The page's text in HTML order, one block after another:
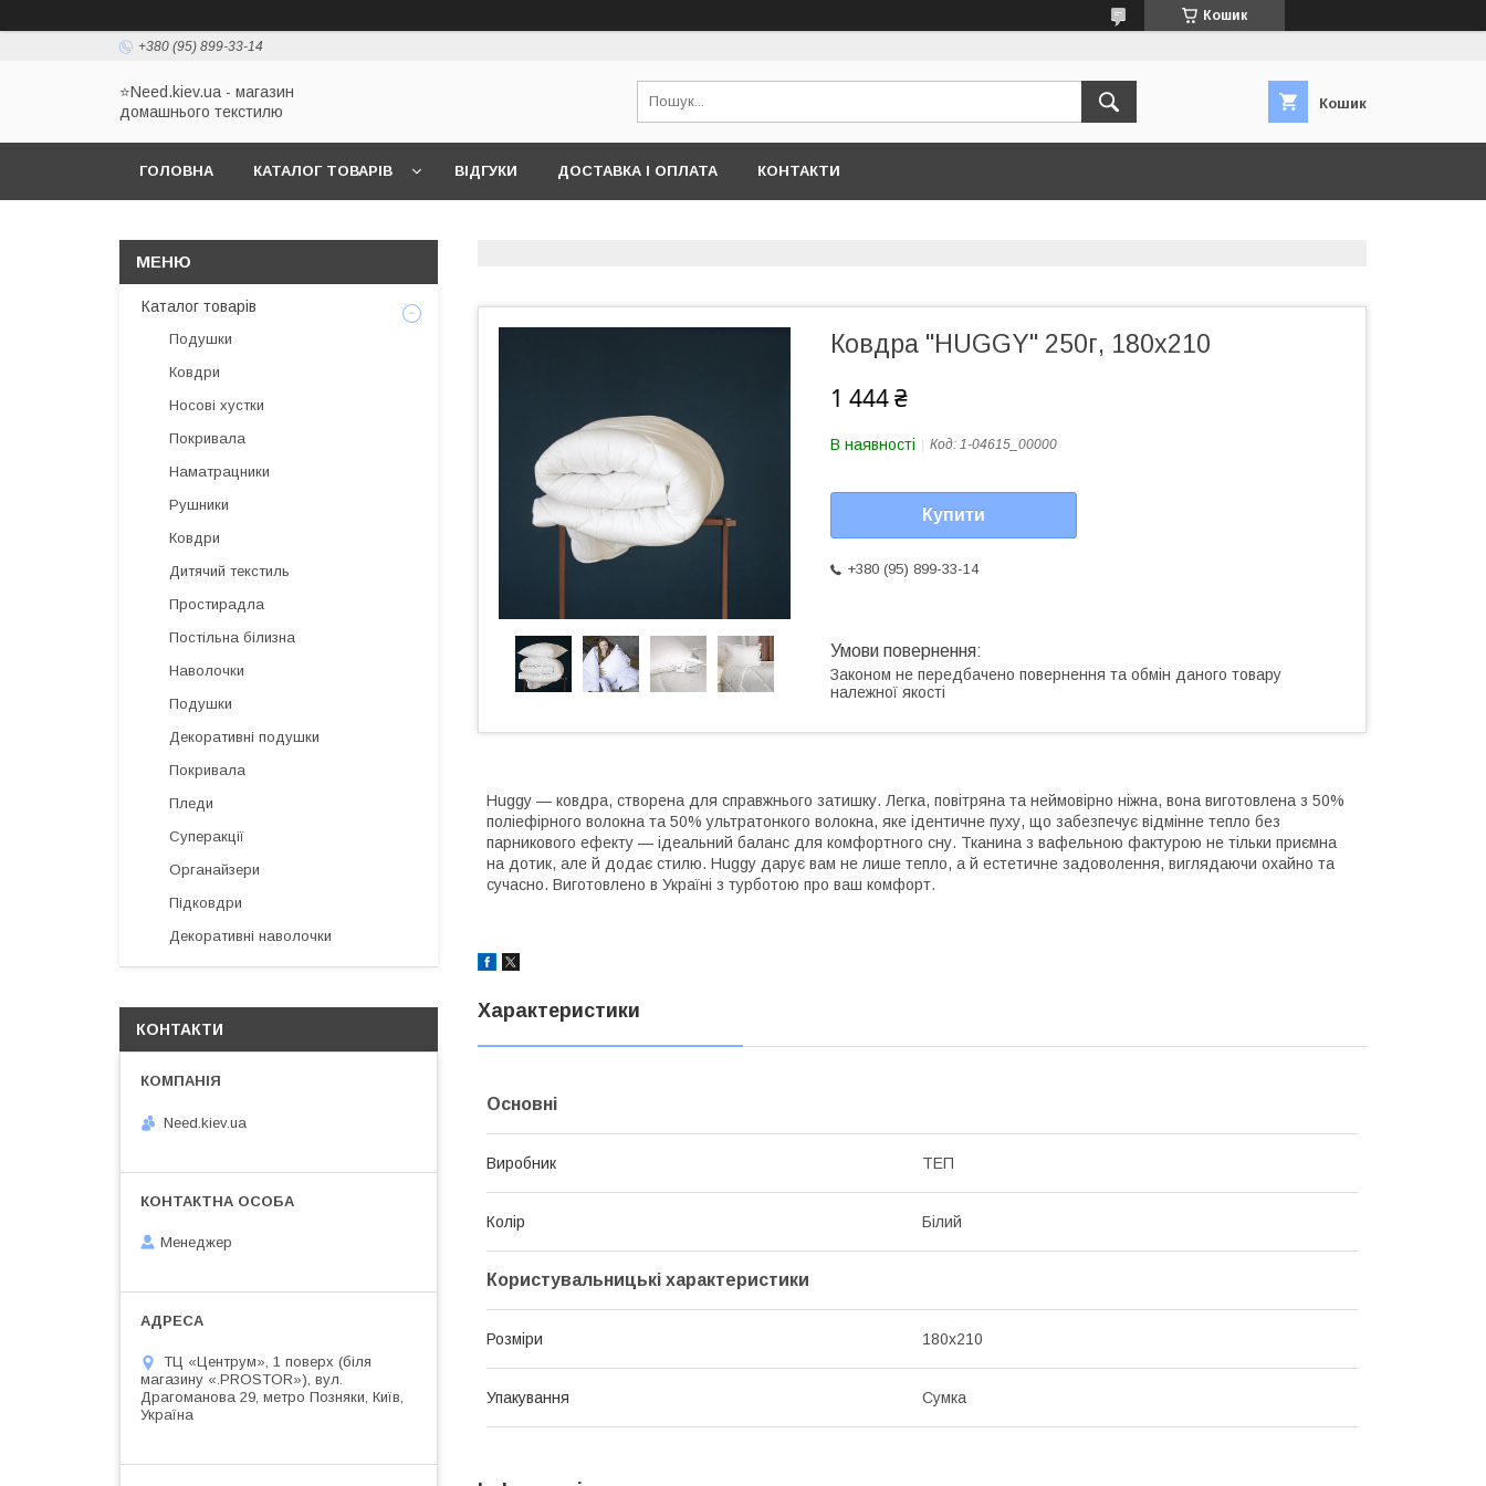
Кошик
+380 (95) 899-33-14
⭐Need.kiev.ua - магазин
домашнього текстилю
Кошик
ГОЛОВНА КАТАЛОГ ТОВАРІВ ВІДГУКИ ДОСТАВКА І ОПЛАТА КОНТАКТИ
Ковдра "HUGGY" 250г, 180x210
1 444 ₴
В наявності Код: 1-04615_00000
Купити
+380 (95) 899-33-14
Законом не передбачено повернення та обмін даного товару
належної якості
Huggy — ковдра, створена для справжнього затишку. Легка, повітряна та неймовірно ніжна, вона виготовлена з 50%
поліефірного волокна та 50% ультратонкого волокна, яке ідентичне пуху, що забезпечує відмінне тепло без
парникового ефекту — ідеальний баланс для комфортного сну. Тканина з вафельною фактурою не тільки приємна
на дотик, але й додає стилю. Huggy дарує вам не лише тепло, а й естетичне задоволення, виглядаючи охайно та
сучасно. Виготовлено в Україні з турботою про ваш комфорт.
Характеристики
Основні
Виробник ТЕП
Колір Білий
Користувальницькі характеристики
Розміри 180x210
Упакування Сумка
Каталог товарів
Подушки
Ковдри
Носові хустки
Покривала
Наматрацники
Рушники
Ковдри
Дитячий текстиль
Простирадла
Постільна білизна
Наволочки
Подушки
Декоративні подушки
Покривала
Пледи
Суперакції
Органайзери
Підковдри
Декоративні наволочки
КОНТАКТИ
Need.kiev.ua
Менеджер
ТЦ «Центрум», 1 поверх (біля
магазину «.PROSTOR»), вул.
Драгоманова 29, метро Позняки, Київ,
Україна